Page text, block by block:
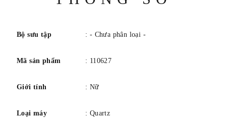
cá sấu đen. Máy quartz. Chống nước 5 ATM (50 mét/164
Sĩ.
Bộ sưu tập : - Chưa phân loại -
Mã sản phẩm : 110627
Giới tính : Nữ
Loại máy : Quartz